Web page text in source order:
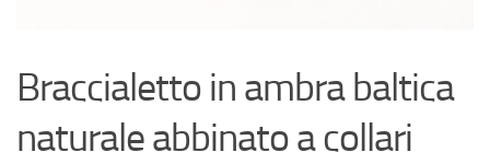
Braccialetto in ambra baltica
naturale abbinato a collari